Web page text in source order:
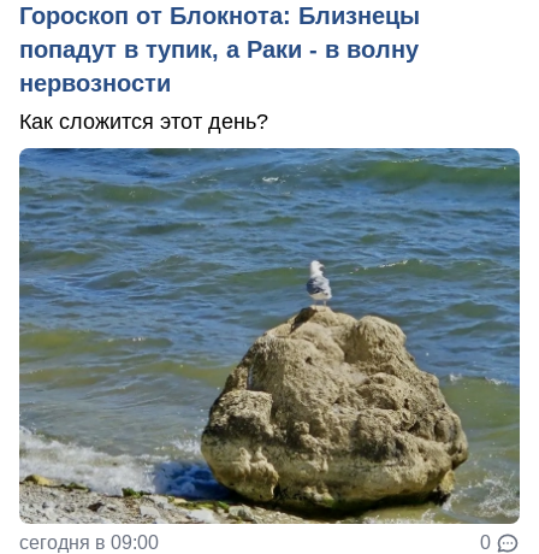
Гороскоп от Блокнота: Близнецы
попадут в тупик, а Раки - в волну
нервозности
Как сложится этот день?
сегодня в 09:00 0